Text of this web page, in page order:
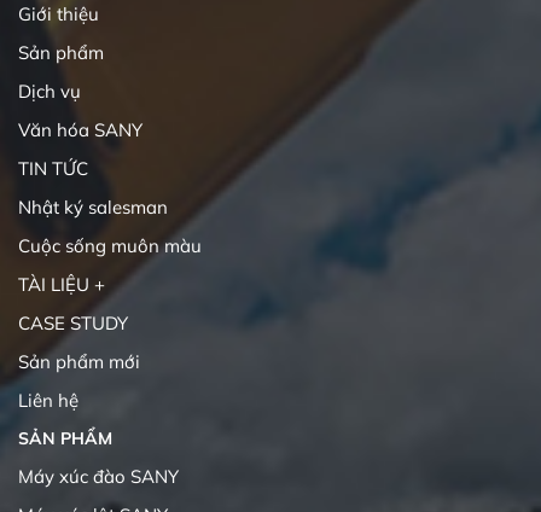
Giới thiệu
Sản phẩm
Dịch vụ
Văn hóa SANY
TIN TỨC
Nhật ký salesman
Cuộc sống muôn màu
TÀI LIỆU +
CASE STUDY
Sản phẩm mới
Liên hệ
SẢN PHẨM
Máy xúc đào SANY